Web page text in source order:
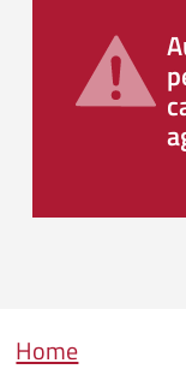
Briciole di
Home